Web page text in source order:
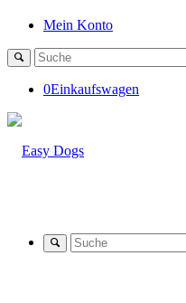
Mein Konto
0Einkaufswagen